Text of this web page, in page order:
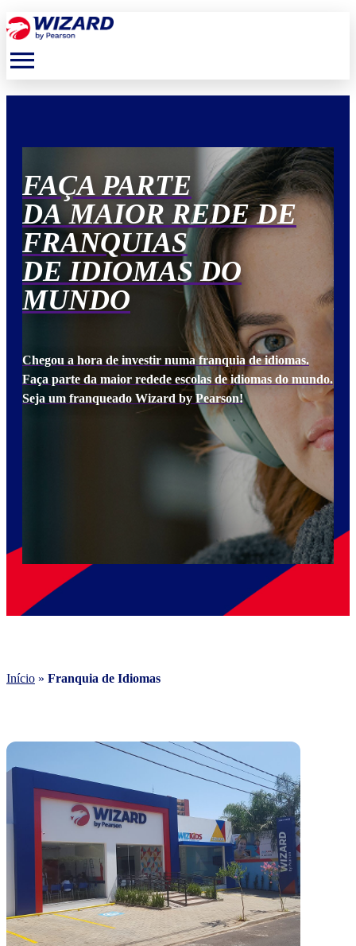
menu
FAÇA PARTE
DA MAIOR REDE DE
FRANQUIAS
DE IDIOMAS DO
MUNDO
Chegou a hora de investir numa franquia de idiomas.
Faça parte da maior redede escolas de idiomas do mundo.
Seja um franqueado Wizard by Pearson!
Início » Franquia de Idiomas